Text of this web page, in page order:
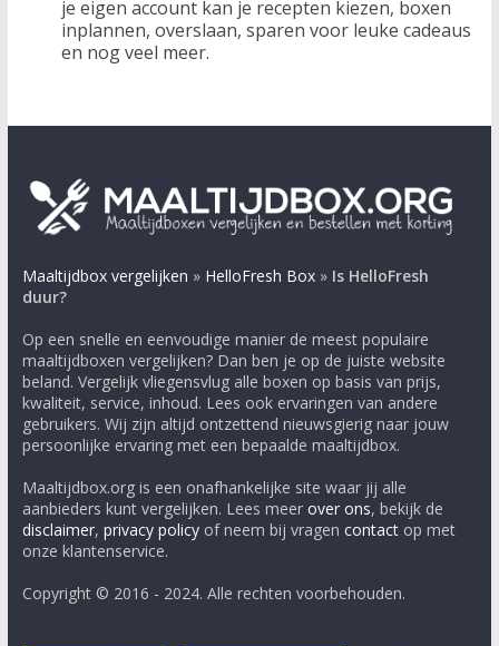
je eigen account kan je recepten kiezen, boxen
inplannen, overslaan, sparen voor leuke cadeaus
en nog veel meer.
Maaltijdbox vergelijken » HelloFresh Box» Is HelloFresh
duur?
Op een snelle en eenvoudige manier de meest populaire
maaltijdboxen vergelijken? Dan ben je op de juiste website
beland. Vergelijk vliegensvlug alle boxen op basis van prijs,
kwaliteit, service, inhoud. Lees ook ervaringen van andere
gebruikers. Wij zijn altijd ontzettend nieuwsgierig naar jouw
persoonlijke ervaring met een bepaalde maaltijdbox.
Maaltijdbox.org is een onafhankelijke site waar jij alle
aanbieders kunt vergelijken. Lees meer over ons, bekijk de
disclaimer, privacy policyof neem bij vragen contactop met
onze klantenservice.
Copyright © 2016 - 2024. Alle rechten voorbehouden.